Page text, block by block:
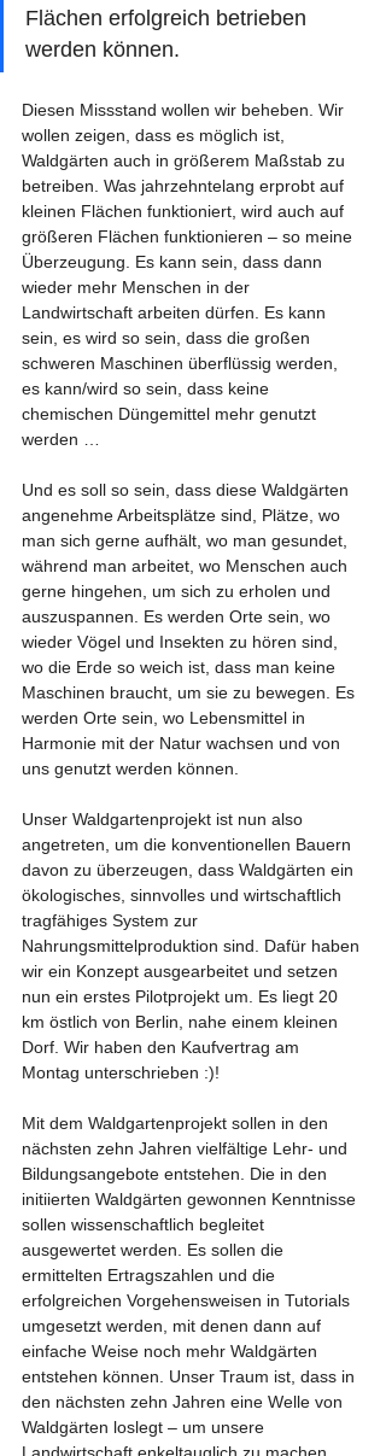
Flächen erfolgreich betrieben
werden können.
Diesen Missstand wollen wir beheben. Wir
wollen zeigen, dass es möglich ist,
Waldgärten auch in größerem Maßstab zu
betreiben. Was jahrzehntelang erprobt auf
kleinen Flächen funktioniert, wird auch auf
größeren Flächen funktionieren – so meine
Überzeugung. Es kann sein, dass dann
wieder mehr Menschen in der
Landwirtschaft arbeiten dürfen. Es kann
sein, es wird so sein, dass die großen
schweren Maschinen überflüssig werden,
es kann/wird so sein, dass keine
chemischen Düngemittel mehr genutzt
werden …
Und es soll so sein, dass diese Waldgärten
angenehme Arbeitsplätze sind, Plätze, wo
man sich gerne aufhält, wo man gesundet,
während man arbeitet, wo Menschen auch
gerne hingehen, um sich zu erholen und
auszuspannen. Es werden Orte sein, wo
wieder Vögel und Insekten zu hören sind,
wo die Erde so weich ist, dass man keine
Maschinen braucht, um sie zu bewegen. Es
werden Orte sein, wo Lebensmittel in
Harmonie mit der Natur wachsen und von
uns genutzt werden können.
Unser Waldgartenprojekt ist nun also
angetreten, um die konventionellen Bauern
davon zu überzeugen, dass Waldgärten ein
ökologisches, sinnvolles und wirtschaftlich
tragfähiges System zur
Nahrungsmittelproduktion sind. Dafür haben
wir ein Konzept ausgearbeitet und setzen
nun ein erstes Pilotprojekt um. Es liegt 20
km östlich von Berlin, nahe einem kleinen
Dorf. Wir haben den Kaufvertrag am
Montag unterschrieben :)!
Mit dem Waldgartenprojekt sollen in den
nächsten zehn Jahren vielfältige Lehr- und
Bildungsangebote entstehen. Die in den
initiierten Waldgärten gewonnen Kenntnisse
sollen wissenschaftlich begleitet
ausgewertet werden. Es sollen die
ermittelten Ertragszahlen und die
erfolgreichen Vorgehensweisen in Tutorials
umgesetzt werden, mit denen dann auf
einfache Weise noch mehr Waldgärten
entstehen können. Unser Traum ist, dass in
den nächsten zehn Jahren eine Welle von
Waldgärten loslegt – um unsere
Landwirtschaft enkeltauglich zu machen.